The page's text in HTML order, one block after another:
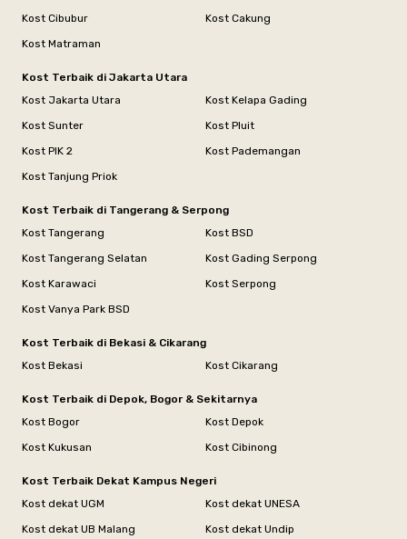
Kost Cibubur
Kost Cakung
Kost Matraman
Kost Terbaik di Jakarta Utara
Kost Jakarta Utara
Kost Kelapa Gading
Kost Sunter
Kost Pluit
Kost PIK 2
Kost Pademangan
Kost Tanjung Priok
Kost Terbaik di Tangerang & Serpong
Kost Tangerang
Kost BSD
Kost Tangerang Selatan
Kost Gading Serpong
Kost Karawaci
Kost Serpong
Kost Vanya Park BSD
Kost Terbaik di Bekasi & Cikarang
Kost Bekasi
Kost Cikarang
Kost Terbaik di Depok, Bogor & Sekitarnya
Kost Bogor
Kost Depok
Kost Kukusan
Kost Cibinong
Kost Terbaik Dekat Kampus Negeri
Kost dekat UGM
Kost dekat UNESA
Kost dekat UB Malang
Kost dekat Undip